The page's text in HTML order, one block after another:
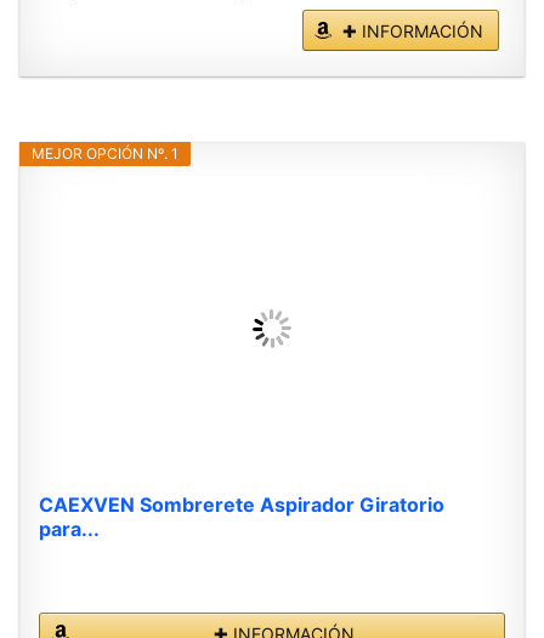
✚ INFORMACIÓN
MEJOR OPCIÓN Nº. 1
CAEXVEN Sombrerete Aspirador Giratorio
para...
✚ INFORMACIÓN